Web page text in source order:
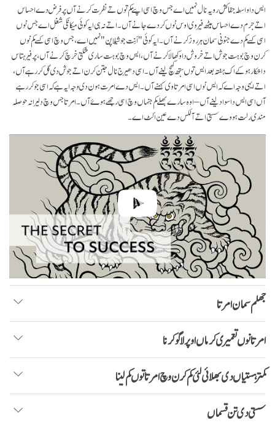
ایس دا واسطہ جفا کش رویہ نال نہیں اے جس وچ اسی اپنے کم توں تے نفرت کرنے آں پر فرض دے احساس
اتے جرم دے احساس ہیٹھ فیر وی اوس نوں کردے جانے آں۔ اتے نہ ہی ایہ کوئی میکانکی شغل اے جس نوں
اسی کسے کم دے جنونی سمان ہر روز کرنے آں۔ ایہ کوئی "اَنِت جوشیلا پن" نہیں اے، جس وچ اسی کسے کم نوں
کرن وچ بوہت جوش اتے خروش دا وکھالا کرنے آں، ایس وچ بوہت ساری شکتی خرچ کرنے آں، پر فیر ہتاس
دا شکار ہو کے اک ہفتہ بعد ایس توں ہتھ کھچ لینے آں۔ اسی دھیرج نال جتن کرن اتے جوش دی گل کر رہے آں،
اتے ایہی وجہ اے کہ ایس نوں اسی امرتا وی کہنے آں۔ ایس دے امرت ہون دی وجہ ایہ ہے کہ اسی جو کر رہے
آں اسی ایس دا سواد لینے آں – اوہ سارے بھلے کم جنہاں وچ اسی رجھے ہوۓ آں۔ امرتا جس وچ دلیرانہ حوصلہ
مندی رلت ہووے سستی اتے آلکس دے عین اُلٹ اے۔
جھلم سمان امرتا
امرتا نوں تعمیری کرماں اوپر لاگو کرنا
کمتر ہستیاں دی بھلائی لئی کم کرن وچ امرتا توں کم لینا
سستی دی تن قسماں